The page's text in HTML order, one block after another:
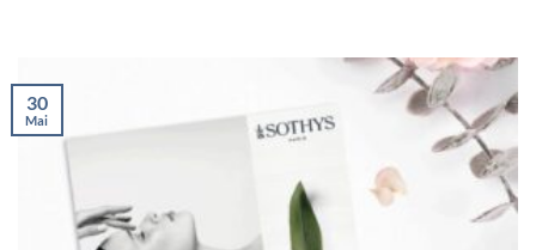
30
Mai